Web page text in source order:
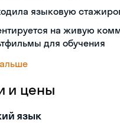
языковую
на живую
для обучения
и цены
язык